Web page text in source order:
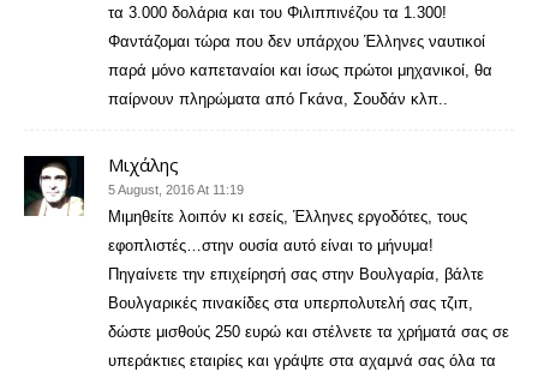
τα 3.000 δολάρια και του Φιλιππινέζου τα 1.300!
Φαντάζομαι τώρα που δεν υπάρχου Έλληνες ναυτικοί
παρά μόνο καπεταναίοι και ίσως πρώτοι μηχανικοί, θα
παίρνουν πληρώματα από Γκάνα, Σουδάν κλπ..
Μιχάλης
5 August, 2016 At 11:19
Μιμηθείτε λοιπόν κι εσείς, Έλληνες εργοδότες, τους
εφοπλιστές…στην ουσία αυτό είναι το μήνυμα!
Πηγαίνετε την επιχείρησή σας στην Βουλγαρία, βάλτε
Βουλγαρικές πινακίδες στα υπερπολυτελή σας τζιπ,
δώστε μισθούς 250 ευρώ και στέλνετε τα χρήματά σας σε
υπεράκτιες εταιρίες και γράψτε στα αχαμνά σας όλα τα